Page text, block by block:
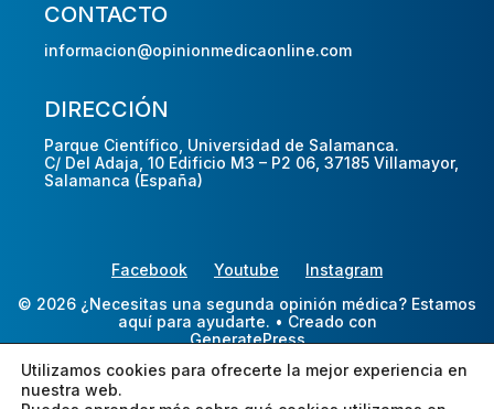
CONTACTO
informacion@opinionmedicaonline.com
DIRECCIÓN
Parque Científico, Universidad de Salamanca.
C/ Del Adaja, 10 Edificio M3 – P2 06, 37185 Villamayor,
Salamanca (España)
Facebook Youtube
Instagram
© 2026 ¿Necesitas una segunda opinión médica? Estamos
aquí para ayudarte. • Creado con
GeneratePress
Utilizamos cookies para ofrecerte la mejor experiencia en
nuestra web.